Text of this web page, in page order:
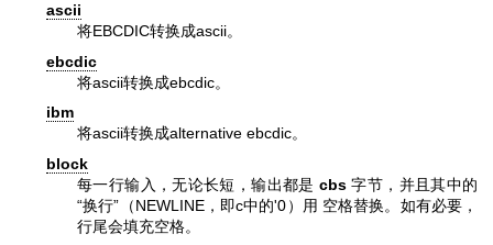
ascii
将EBCDIC转换成ascii。
ebcdic
将ascii转换成ebcdic。
ibm
将ascii转换成alternative ebcdic。
block
每一行输入，无论长短，输出都是 cbs 字节，并且其中的
“换行”（NEWLINE，即c中的'0）用 空格替换。如有必要，
行尾会填充空格。